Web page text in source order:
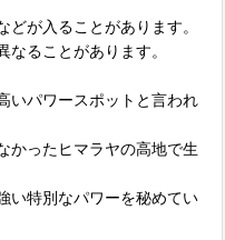
が入ることがあります。
ることがあります。
いパワースポットと言われ
かったヒマラヤの高地で生
い特別なパワーを秘めてい